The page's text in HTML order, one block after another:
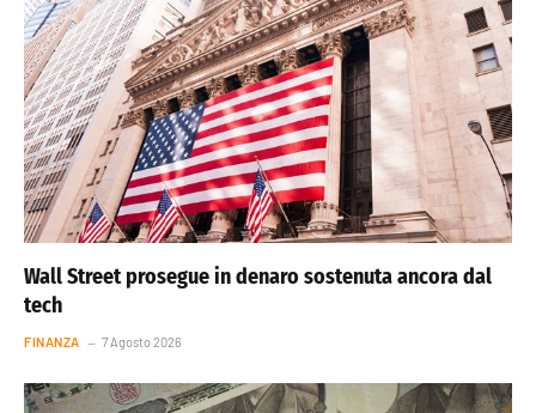
Wall Street prosegue in denaro sostenuta ancora dal
tech
FINANZA 7 Agosto 2026